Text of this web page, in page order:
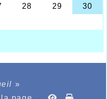
Fabio DeFilippis
3’21’’82 . Belle
qui se classe
3’02’’77 sur
il devait battre
1000m le jeudi 24
»